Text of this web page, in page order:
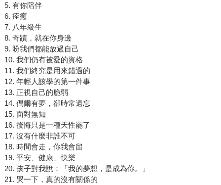
5. 有你陪伴
6. 痊癒
7. 八年級生
8. 奇蹟，就在你身邊
9. 盼我們都能放過自己
10. 我們仍有被愛的資格
11. 我們終究是用來錯過的
12. 年輕人該學的第一件事
13. 正視自己的脆弱
14. 偶爾有夢，卻時常遺忘
15. 面對無知
16. 後悔只是一種天性罷了
17. 沒有什麼非誰不可
18. 時間會走，你我會留
19. 平安、健康、快樂
20. 孩子對我說：「我的夢想，是成為你。」
21. 哭一下，真的沒有關係的